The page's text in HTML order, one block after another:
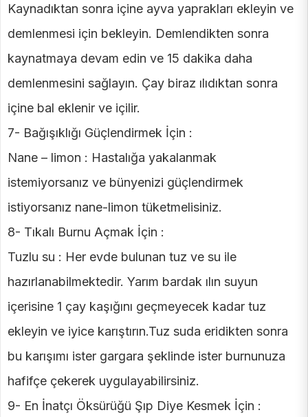
Kaynadıktan sonra içine ayva yaprakları ekleyin ve
demlenmesi için bekleyin. Demlendikten sonra
kaynatmaya devam edin ve 15 dakika daha
demlenmesini sağlayın. Çay biraz ılıdıktan sonra
içine bal eklenir ve içilir.
7- Bağışıklığı Güçlendirmek İçin :
Nane – limon : Hastalığa yakalanmak
istemiyorsanız ve bünyenizi güçlendirmek
istiyorsanız nane-limon tüketmelisiniz.
8- Tıkalı Burnu Açmak İçin :
Tuzlu su : Her evde bulunan tuz ve su ile
hazırlanabilmektedir. Yarım bardak ılın suyun
içerisine 1 çay kaşığını geçmeyecek kadar tuz
ekleyin ve iyice karıştırın.Tuz suda eridikten sonra
bu karışımı ister gargara şeklinde ister burnunuza
hafifçe çekerek uygulayabilirsiniz.
9- En İnatçı Öksürüğü Şıp Diye Kesmek İçin :